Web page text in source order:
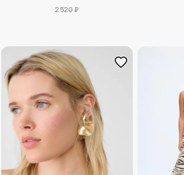
2520 ₽